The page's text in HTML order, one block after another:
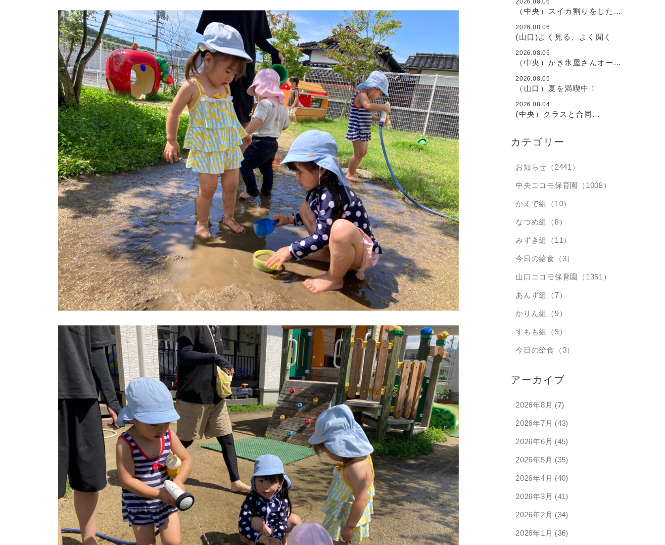
2026.08.06
（中央）スイカ割りをしたよ
2026.08.06
(山口)よく見る、よく聞く
2026.08.05
（中央）かき氷屋さんオープ
2026.08.05
（山口）夏を満喫中！
2026.08.04
(中央）クラスと合同
カテゴリー
お知らせ（2441）
中央ココモ保育園（1008）
かえで組（10）
なつめ組（8）
みずき組（11）
今日の給食（3）
山口ココモ保育園（1351）
あんず組（7）
かりん組（9）
すもも組（9）
今日の給食（3）
アーカイブ
2026年8月 (7)
2026年7月 (43)
2026年6月 (45)
2026年5月 (35)
2026年4月 (40)
2026年3月 (41)
2026年2月 (34)
2026年1月 (36)